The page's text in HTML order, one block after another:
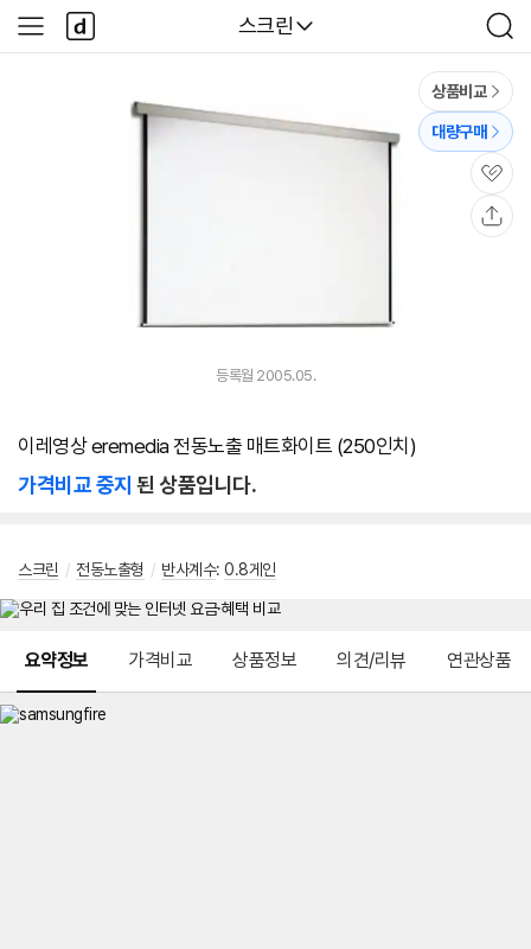
다나와
스크린
검
색
사
이
다
나
와
상품비교
대량구매
관
심
등록월 2005.05.
이레영상 eremedia 전동노출 매트화이트 (250인치)
가격비교 중지 된 상품입니다.
스크린 / 전동노출형 / 반사계수: 0.8게인
요약정보 가격비교 상품정보 의견/리뷰 연관상품